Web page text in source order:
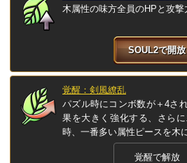
木属性の味方全員のHPと攻
SOUL2で開放
覚醒：剣風繚乱
パズル時にコンボ数が＋4さ
果を大きく強化する、さら
時、一番多い属性ピースを木
覚醒で解放